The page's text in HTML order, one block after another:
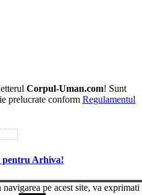
Corpul-Uman.com! Sunt
prelucrate conform Regulamentul
pentru Arhiva!
pe acest site, va exprimati